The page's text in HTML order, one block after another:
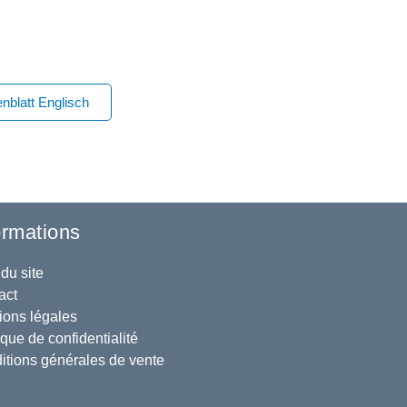
Englisch
site
légales
de confidentialité
générales de vente